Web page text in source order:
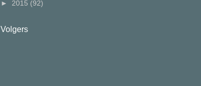
► 2015 (92)
Volgers